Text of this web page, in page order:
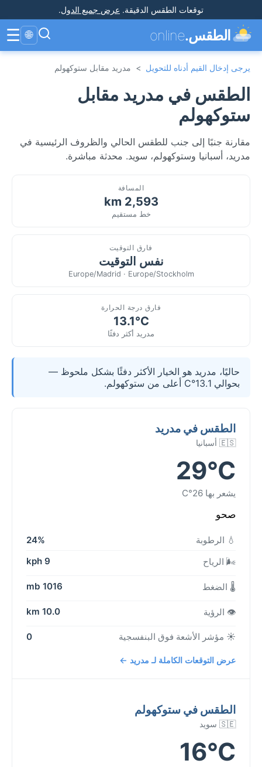
توقعات الطقس الدقيقة. عرض جميع الدول.
الطقس.online
🌐
☰
يرجى إدخال القيم أدناه للتحويل > مدريد مقابل ستوكهولم
الطقس في مدريد مقابل
ستوكهولم
مقارنة جنبًا إلى جنب للطقس الحالي والظروف الرئيسية في
مدريد، أسبانيا وستوكهولم، سويد. محدثة مباشرة.
المسافة
2,593 km
خط مستقيم
فارق التوقيت
نفس التوقيت
Europe/Madrid · Europe/Stockholm
فارق درجة الحرارة
13.1°C
مدريد أكثر دفئًا
حاليًا، مدريد هو الخيار الأكثر دفئًا بشكل ملحوظ —
بحوالي 13.1°C أعلى من ستوكهولم.
الطقس في مدريد
🇪🇸 أسبانيا
29°C
يشعر بها 26°C
صحو
💧 الرطوبة
24%
🌬️ الرياح
9 kph
🌡️ الضغط 1016 mb
👁️ الرؤية 10.0 km
☀️ مؤشر الأشعة فوق البنفسجية 0
عرض التوقعات الكاملة لـ مدريد ←
الطقس في ستوكهولم
🇸🇪 سويد
16°C